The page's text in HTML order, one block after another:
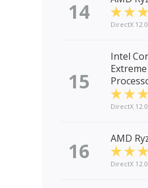
14
DirectX 12.0
15
Intel
DirectX 12.0
16 AMD
DirectX 12.0